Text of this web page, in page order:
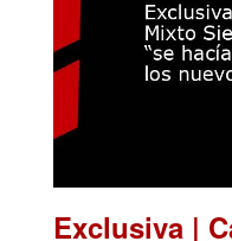
Exclusiva |